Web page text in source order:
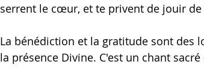
serrent le cœur, et te privent de jouir
La bénédiction et la gratitude sont des
la présence Divine. C'est un chant